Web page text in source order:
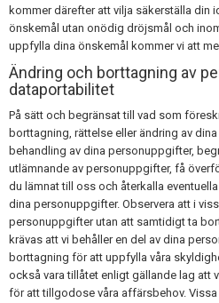
kommer därefter att vilja säkerställa din
önskemål utan onödig dröjsmål och
uppfylla dina önskemål kommer vi att
Ändring och borttagning av
dataportabilitet
På sätt och begränsat till vad som
borttagning, rättelse eller ändring av
behandling av dina personuppgifter,
utlämnande av personuppgifter, få
du lämnat till oss och återkalla
dina personuppgifter. Observera att i
personuppgifter utan att samtidigt ta
krävas att vi behåller en del av dina
borttagning för att uppfylla våra
också vara tillåtet enligt gällande lag att
för att tillgodose våra affärsbehov. Vissa